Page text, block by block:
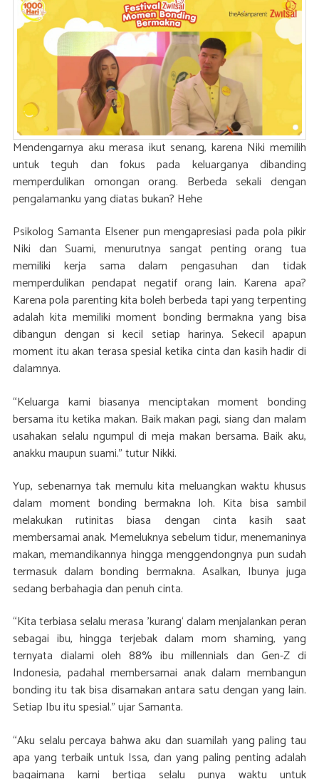
Mendengarnya aku merasa ikut senang, karena Niki memilih
untuk teguh dan fokus pada keluarganya dibanding
memperdulikan omongan orang. Berbeda sekali dengan
pengalamanku yang diatas bukan? Hehe
Psikolog Samanta Elsener pun mengapresiasi pada pola pikir
Niki dan Suami, menurutnya sangat penting orang tua
memiliki kerja sama dalam pengasuhan dan tidak
memperdulikan pendapat negatif orang lain. Karena apa?
Karena pola parenting kita boleh berbeda tapi yang terpenting
adalah kita memiliki moment bonding bermakna yang bisa
dibangun dengan si kecil setiap harinya. Sekecil apapun
moment itu akan terasa spesial ketika cinta dan kasih hadir di
dalamnya.
“Keluarga kami biasanya menciptakan moment bonding
bersama itu ketika makan. Baik makan pagi, siang dan malam
usahakan selalu ngumpul di meja makan bersama. Baik aku,
anakku maupun suami.” tutur Nikki.
Yup, sebenarnya tak memulu kita meluangkan waktu khusus
dalam moment bonding bermakna loh. Kita bisa sambil
melakukan rutinitas biasa dengan cinta kasih saat
membersamai anak. Memeluknya sebelum tidur, menemaninya
makan, memandikannya hingga menggendongnya pun sudah
termasuk dalam bonding bermakna. Asalkan, Ibunya juga
sedang berbahagia dan penuh cinta.
“Kita terbiasa selalu merasa ’kurang‘ dalam menjalankan peran
sebagai ibu, hingga terjebak dalam mom shaming, yang
ternyata dialami oleh 88% ibu millennials dan Gen-Z di
Indonesia, padahal membersamai anak dalam membangun
bonding itu tak bisa disamakan antara satu dengan yang lain.
Setiap Ibu itu spesial.” ujar Samanta.
“Aku selalu percaya bahwa aku dan suamilah yang paling tau
apa yang terbaik untuk Issa, dan yang paling penting adalah
bagaimana kami bertiga selalu punya waktu untuk